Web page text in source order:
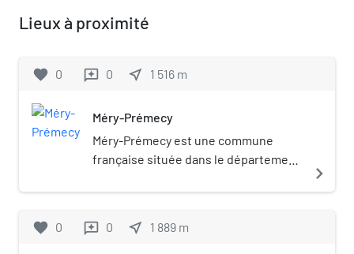
Lieux à proximité
favorite 0 reviews 0 near_me 1 516 m
Méry-Prémecy
Méry-Prémecy est une commune
française située dans le département
navigate_next
favorite 0 reviews 0 near_me 1 889 m